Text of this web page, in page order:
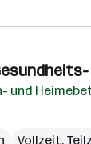
und
Vollzeit,